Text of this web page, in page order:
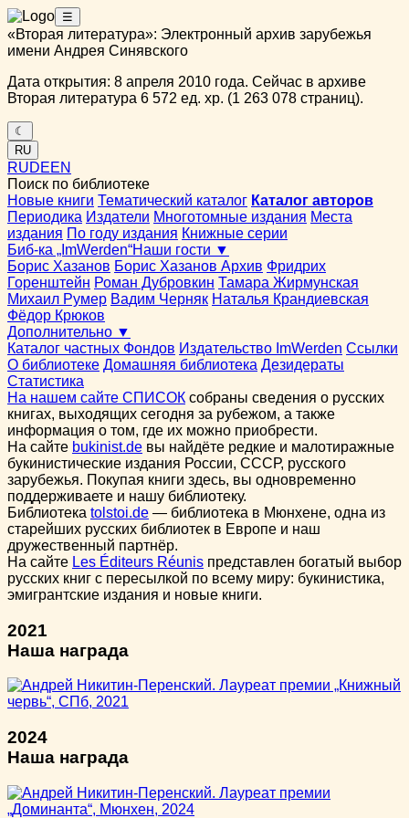
☰
«Вторая литература»: Электронный архив зарубежья
имени Андрея Синявского
Дата открытия: 8 апреля 2010 года. Сейчас в архиве
Вторая литература 6 572 ед. хр. (1 263 078 страниц).
☾
RU
RUDEEN
Поиск по библиотеке
Новые книги Тематический каталог Каталог авторов
Периодика Издатели Многотомные издания Места
издания По году издания Книжные серии
Биб-ка „ImWerden“Наши гости ▼
Борис Хазанов Борис Хазанов Архив Фридрих
Горенштейн Роман Дубровкин Тамара Жирмунская
Михаил Румер Вадим Черняк Наталья Крандиевская
Фёдор Крюков
Дополнительно ▼
Каталог частных Фондов Издательство ImWerden Ссылки
О библиотеке Домашняя библиотека Дезидераты
Статистика
На нашем сайте СПИСОК собраны сведения о русских
книгах, выходящих сегодня за рубежом, а также
информация о том, где их можно приобрести.
На сайте bukinist.de вы найдёте редкие и малотиражные
букинистические издания России, СССР, русского
зарубежья. Покупая книги здесь, вы одновременно
поддерживаете и нашу библиотеку.
Библиотека tolstoi.de — библиотека в Мюнхене, одна из
старейших русских библиотек в Европе и наш
дружественный партнёр.
На сайте Les Éditeurs Réunis представлен богатый выбор
русских книг с пересылкой по всему миру: букинистика,
эмигрантские издания и новые книги.
2021
Наша награда
2024
Наша награда